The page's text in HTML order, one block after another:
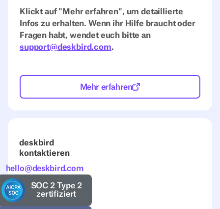
Klickt auf "Mehr erfahren", um detaillierte
Infos zu erhalten. Wenn ihr Hilfe braucht oder
Fragen habt, wendet euch bitte an
support@deskbird.com.
Mehr erfahren
deskbird
kontaktieren
hello@deskbird.com
SOC 2 Type 2
zertifiziert